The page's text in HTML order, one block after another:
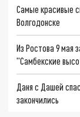
Самые красивые
Волгодонске
Из Ростова 9 мая
"Самбекские
Даня с Дашей
закончились